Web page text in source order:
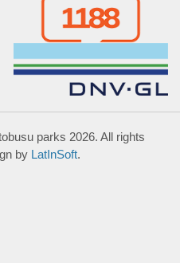
parks 2026. All rights
by LatInSoft.